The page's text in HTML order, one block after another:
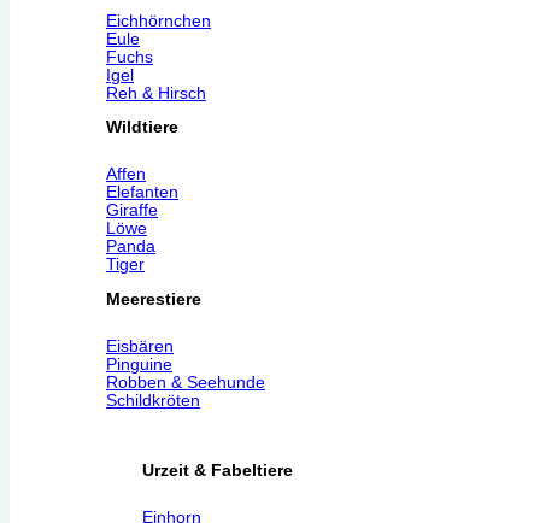
Eichhörnchen
Eule
Fuchs
Igel
Reh & Hirsch
Wildtiere
Affen
Elefanten
Giraffe
Löwe
Panda
Tiger
Meerestiere
Eisbären
Pinguine
Robben & Seehunde
Schildkröten
Urzeit & Fabeltiere
Einhorn